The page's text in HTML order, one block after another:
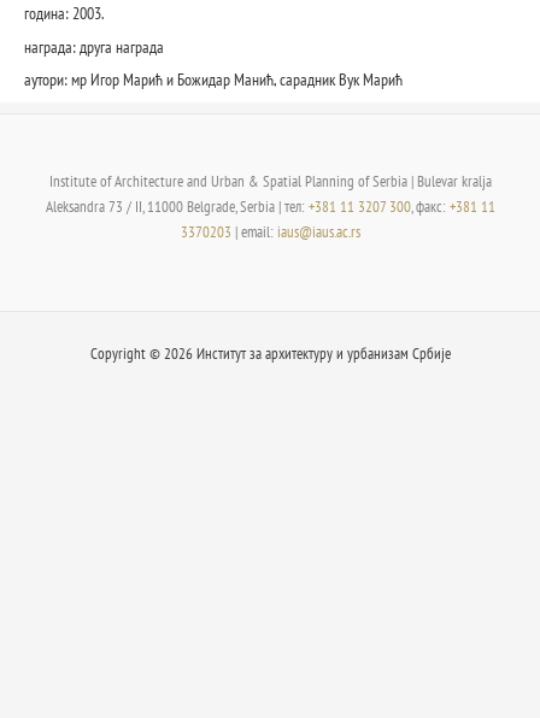
година: 2003.
награда: друга награда
аутори: мр Игор Марић и Божидар Манић, сарадник Вук Марић
Institute of Architecture and Urban & Spatial Planning of Serbia | Bulevar kralja
Aleksandra 73 / II, 11000 Belgrade, Serbia | тел: +381 11 3207 300, факс: +381 11
3370203 | email: iaus@iaus.ac.rs
Copyright © 2026 Институт за архитектуру и урбанизам Србије